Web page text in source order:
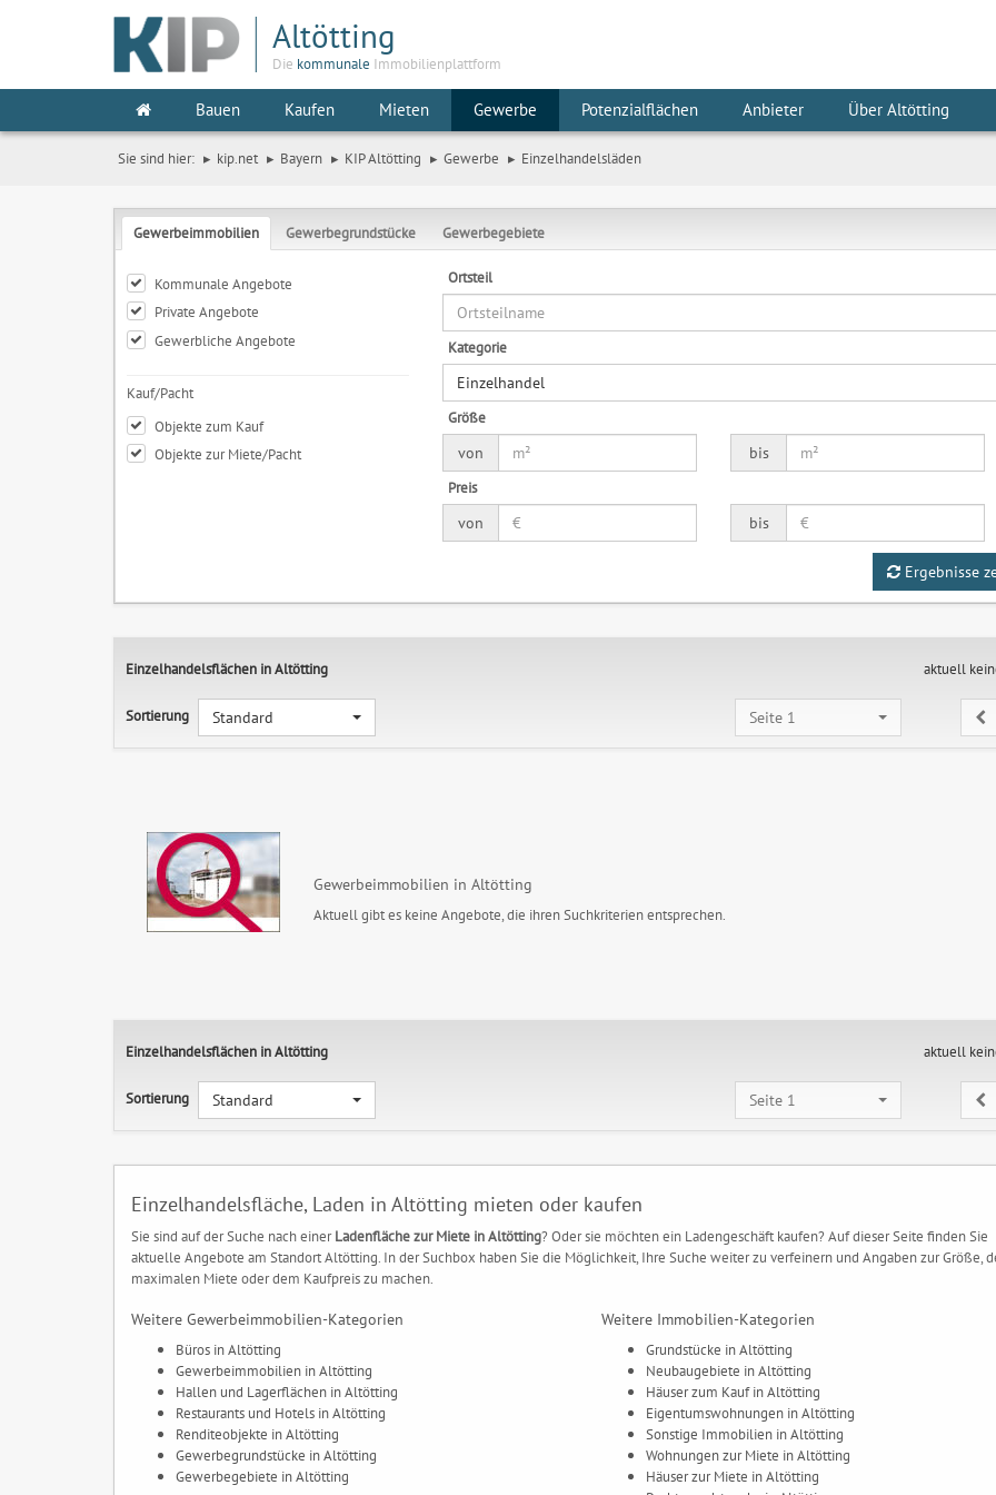
Altötting
Die kommunale Immobilienplattform
Bauen Kaufen Mieten Gewerbe Potenzialflächen Anbieter Über Altötting
Sie sind hier: kip.net Bayern KIP Altötting Gewerbe Einzelhandelsläden
Gewerbeimmobilien Gewerbegrundstücke Gewerbegebiete
Kommunale Angebote
Private Angebote
Gewerbliche Angebote
Kauf/Pacht
Objekte zum Kauf
Objekte zur Miete/Pacht
Ortsteil
Kategorie
Einzelhandel
Größe
von
bis
Preis
von
bis
Ergebnisse
Einzelhandelsflächen in Altötting
Sortierung Standard
aktuell
Seite 1
Gewerbeimmobilien in Altötting
Aktuell gibt es keine Angebote, die ihren Suchkriterien entsprechen.
Einzelhandelsflächen in Altötting
Sortierung Standard
aktuell
Seite 1
Einzelhandelsfläche, Laden in Altötting mieten oder kaufen
Sie sind auf der Suche nach einerLadenfläche zur Miete in Altötting? Oder sie möchten ein Ladengeschäft kaufen? Auf dieser Seite finden Sie
aktuelle Angebote am Standort Altötting. In der Suchbox haben Sie die Möglichkeit, Ihre Suche weiter zu verfeinern und Angaben zur Größe,
maximalen Miete oder dem Kaufpreis zu machen.
Weitere Gewerbeimmobilien-Kategorien
Büros in Altötting
Gewerbeimmobilien in Altötting
Hallen und Lagerflächen in Altötting
Restaurants und Hotels in Altötting
Renditeobjekte in Altötting
Gewerbegrundstücke in Altötting
Gewerbegebiete in Altötting
Weitere Immobilien-Kategorien
Grundstücke in Altötting
Neubaugebiete in Altötting
Häuser zum Kauf in Altötting
Eigentumswohnungen in Altötting
Sonstige Immobilien in Altötting
Wohnungen zur Miete in Altötting
Häuser zur Miete in Altötting